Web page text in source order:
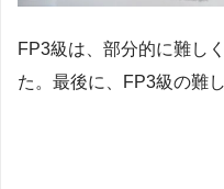
FP3級は、部分的に難し
た。最後に、FP3級の難